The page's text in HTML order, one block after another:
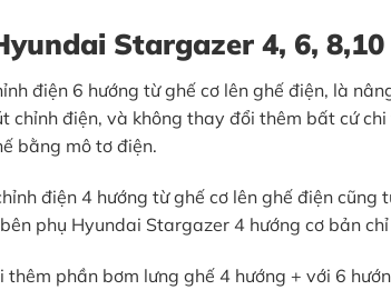
Stargazer 4, 6,
điện 6 hướng từ ghế cơ lên ghế điện, là
chỉnh điện, và không thay đổi thêm bất cứ
bằng mô tơ điện.
điện 4 hướng từ ghế cơ lên ghế điện
phụ Hyundai Stargazer 4 hướng cơ bản
phần bơm lưng ghế 4 hướng + với 6